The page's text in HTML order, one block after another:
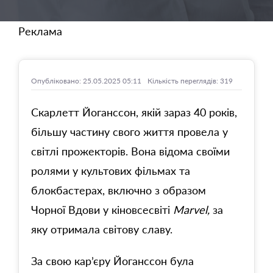
Реклама
Опубліковано: 25.05.2025 05:11 Кількість переглядів: 319
Скарлетт Йоганссон, якій зараз 40 років,
більшу частину свого життя провела у
світлі прожекторів. Вона відома своїми
ролями у культових фільмах та
блокбастерах, включно з образом
Чорної Вдови у кіновсесвіті Marvel, за
яку отримала світову славу.
За свою кар’єру Йоганссон була